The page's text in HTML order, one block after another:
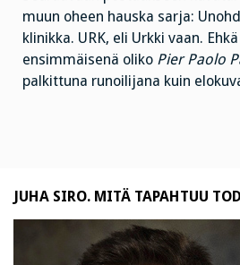
muun oheen hauska sarja:
klinikka. URK, eli Urkki vaan.
ensimmäisenä oliko Pier Paolo
palkittuna runoilijana kuin
JUHA SIRO. MITÄ TAPAHTUU